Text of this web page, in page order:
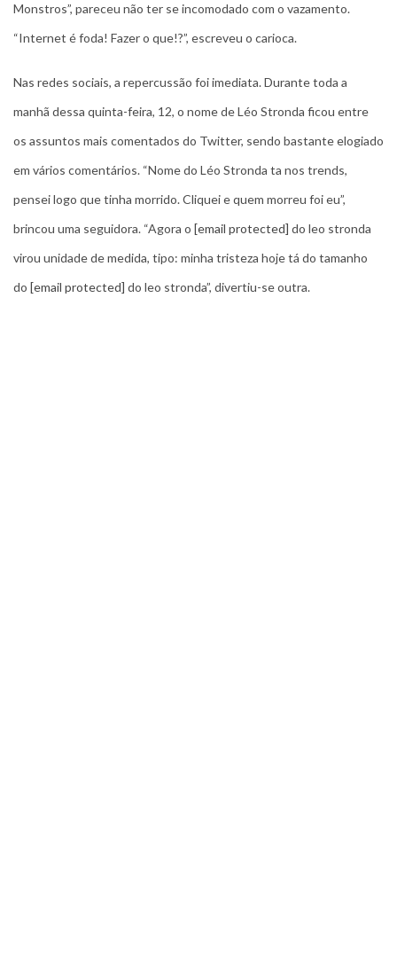
Monstros”, pareceu não ter se incomodado com o vazamento.
“Internet é foda! Fazer o que!?”, escreveu o carioca.
Nas redes sociais, a repercussão foi imediata. Durante toda a
manhã dessa quinta-feira, 12, o nome de Léo Stronda ficou entre
os assuntos mais comentados do Twitter, sendo bastante elogiado
em vários comentários. “Nome do Léo Stronda ta nos trends,
pensei logo que tinha morrido. Cliquei e quem morreu foi eu”,
brincou uma seguidora. “Agora o [email protected] do leo stronda
virou unidade de medida, tipo: minha tristeza hoje tá do tamanho
do [email protected] do leo stronda”, divertiu-se outra.